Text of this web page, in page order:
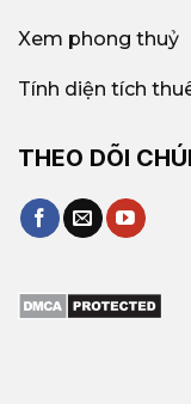
Xem phong thuỷ
Tính diện tích
THEO DÕI